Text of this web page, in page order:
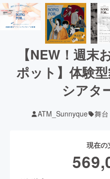
【NEW！週末
ポット】体験
シアタ
ATM_Sunnyque 舞
現在の